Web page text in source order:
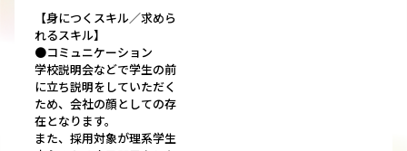
【身につくスキル／求めら
れるスキル】
●コミュニケーション
学校説明会などで学生の前
に立ち説明をしていただく
ため、会社の顔としての存
在となります。
また、採用対象が理系学生